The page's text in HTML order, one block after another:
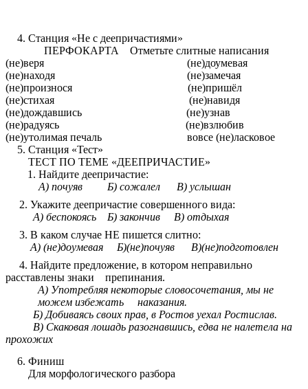
Станция «Не с деепричастиями»
ПЕРФОКАРТА Отметьте слитные написания
(не)веря (не)доумевая
(не)находя (не)замечая
(не)произнося (не)пришёл
(не)стихая (не)навидя
(не)дождавшись (не)узнав
(не)радуясь (не)взлюбив
(не)утолимая печаль вовсе (не)ласковое
Станция «Тест»
ТЕСТ ПО ТЕМЕ «ДЕЕПРИЧАСТИЕ»
Найдите деепричастие:
А) почуяв Б) сожалел В) услышан
2. Укажите деепричастие совершенного вида:
А) беспокоясь Б) закончив В) отдыхая
3. В каком случае НЕ пишется слитно:
А) (не)доумевая Б)(не)почуяв В)(не)подготовлен
4. Найдите предложение, в котором неправильно
расставлены знаки препинания.
А) Употребляя некоторые словосочетания, мы не
можем избежать наказания.
Б) Добиваясь своих прав, в Ростов уехал Ростислав.
В) Скаковая лошадь разогнавшись, едва не налетела на
прохожих
Финиш
Для морфологического разбора